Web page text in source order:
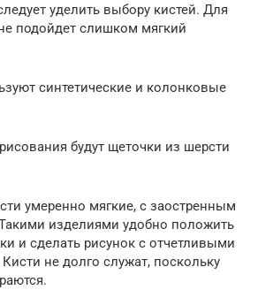
уделить выбору кистей. Для
подойдет слишком мягкий
синтетические и колонковые
будут щеточки из шерсти
умеренно мягкие, с заостренным
изделиями удобно положить
и сделать рисунок с отчетливыми
не долго служат, поскольку